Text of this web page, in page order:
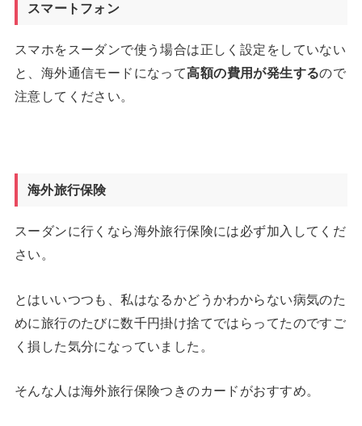
スマートフォン
スマホをスーダンで使う場合は正しく設定をしていない
と、海外通信モードになって高額の費用が発生するので
注意してください。
海外旅行保険
スーダンに行くなら海外旅行保険には必ず加入してくだ
さい。
とはいいつつも、私はなるかどうかわからない病気のた
めに旅行のたびに数千円掛け捨てではらってたのですご
く損した気分になっていました。
そんな人は海外旅行保険つきのカードがおすすめ。